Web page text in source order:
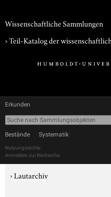
Wissenschaftliche Sammlungen
› Teil-Katalog der
Erkunden
Bestände Systematik
Nutzungsrechte
Anmelden zur Recherche
›Lautarchiv